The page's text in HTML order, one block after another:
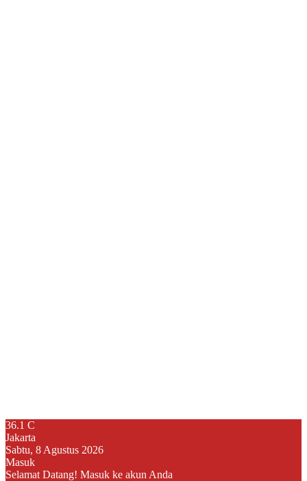
36.1 C
Jakarta
Sabtu, 8 Agustus 2026
Masuk
Selamat Datang! Masuk ke akun Anda